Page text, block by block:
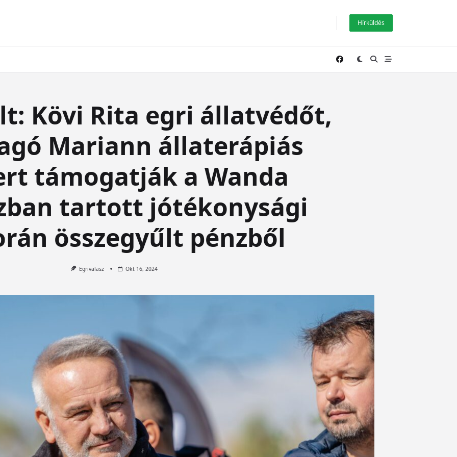
Hírküldés
Kövi Rita egri állatvédőt,
Mariann állaterápiás
támogatják a Wanda
tartott jótékonysági
összegyűlt pénzből
Egrivalasz Okt 16, 2024